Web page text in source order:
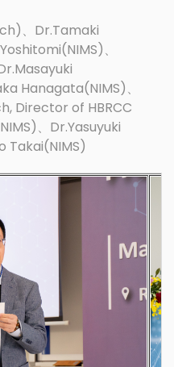
、Dr.Tamaki
、
Hanagata(NIMS)、
Director of HBRCC
、Dr.Yasuyuki
Takai(NIMS)